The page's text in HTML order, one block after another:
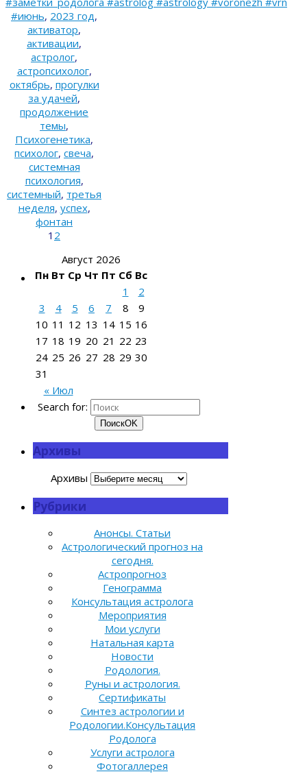
#июнь, 2023 год,
активатор,
активации,
астролог,
астропсихолог,
октябрь, прогулки
за удачей,
продолжение
темы,
Психогенетика,
психолог, свеча,
системная
психология,
системный, третья
неделя, успех,
фонтан
1 2
Август 2026
Пн Вт Ср Чт Пт Сб Вс
« Июл
1
2
3
4 5 6 7 8
9
10 11 12 13 14 15 16
17 18 19 20 21 22 23
24 25 26 27 28 29 30
31
Search for:
ПоискOK
Архивы
Архивы
Рубрики
Анонсы. Статьи
Астрологический прогноз на
сегодня.
Астропрогноз
Генограмма
Консультация астролога
Мероприятия
Мои услуги
Натальная карта
Новости
Родология.
Руны и астрология.
Сертификаты
Синтез астрологии и
Родологии.Консультация
Родолога
Услуги астролога
Фотогаллерея